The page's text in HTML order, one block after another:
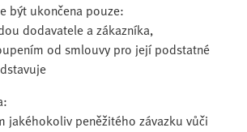
být ukončena pouze:
dodavatele a zákazníka,
od smlouvy pro její podstatné
jakéhokoliv peněžitého závazku vůči